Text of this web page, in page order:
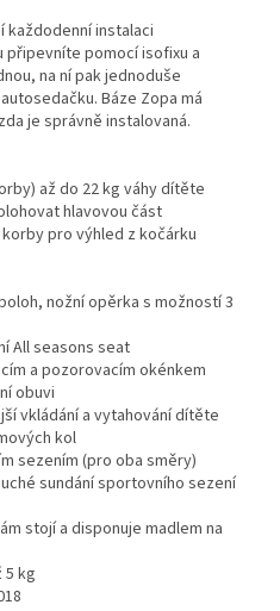
každodenní instalaci
připevníte pomocí isofixu a
na ní pak jednoduše
Báze Zopa má
je správně instalovaná.
až do 22 kg váhy dítěte
hlavovou část
pro výhled z kočárku
nožní opěrka s možností 3
All seasons seat
a pozorovacím okénkem
obuvi
vkládání a vytahování dítěte
kol
sezením (pro oba směry)
sundání sportovního sezení
stojí a disponuje madlem na
5 kg